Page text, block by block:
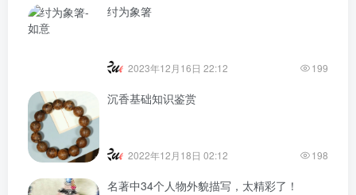
纣为象箸
2023年12月16日 22:12 199
沉香基础知识鉴赏
2022年12月18日 02:12 198
名著中34个人物外貌描写，太精彩了！